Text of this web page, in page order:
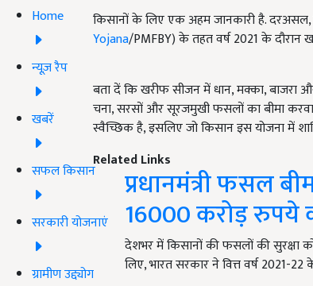
Home
न्यूज़ रैप
खबरें
सफल किसान
सरकारी योजनाएं
ग्रामीण उद्द्योग
किसानों के लिए एक अहम जानकारी है. दरअसल,
Yojana/PMFBY) के तहत वर्ष 2021 के दौरान
बता दें कि खरीफ सीजन में धान, मक्का, बाजरा
चना, सरसों और सूरजमुखी फसलों का बीमा
स्वैच्छिक है, इसलिए जो किसान इस योजना में
Related Links
प्रधानमंत्री फसल
16000 करोड़
देशभर में किसानों की फसलों की सुरक्षा
लिए, भारत सरकार ने वित्त वर्ष 2021-